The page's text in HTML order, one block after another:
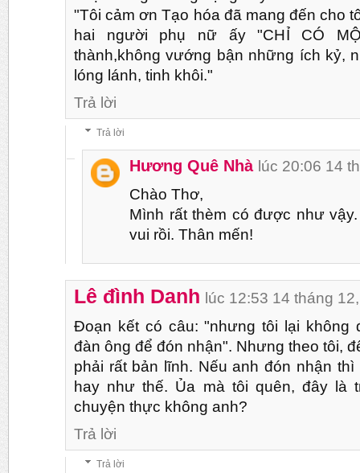
"Tôi cảm ơn Tạo hóa đã mang đến cho
hai người phụ nữ ấy "CHỈ CÓ
thành,không vướng bận những ích kỷ,
lóng lánh, tinh khôi."
Trả lời
Trả lời
Hương Quê Nhà lúc 20:06 14
Chào Thơ,
Mình rất thèm có được như
vui rồi. Thân mến!
Lê đình Danh lúc 12:53 14 tháng
Đoạn kết có câu: "nhưng tôi lại không
đàn ông để đón nhận". Nhưng theo tôi,
phải rất bản lĩnh. Nếu anh đón nhận
hay như thế. Ủa mà tôi quên, đây là
chuyện thực không anh?
Trả lời
Trả lời